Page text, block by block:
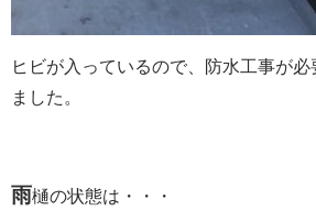
ヒビが入っているので、防水工事が必
ました。
雨樋の状態は・・・